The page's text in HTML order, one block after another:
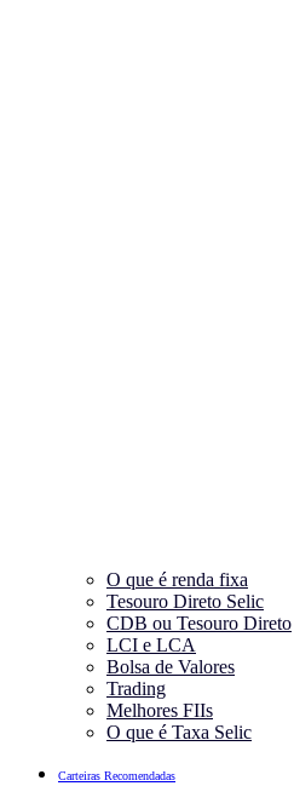
O que é renda fixa
Tesouro Direto Selic
CDB ou Tesouro Direto
LCI e LCA
Bolsa de Valores
Trading
Melhores FIIs
O que é Taxa Selic
Carteiras Recomendadas